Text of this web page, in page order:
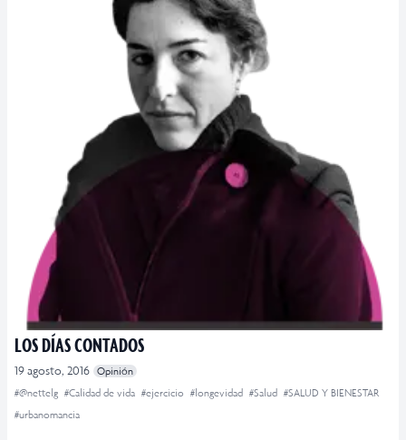
LOS DÍAS CONTADOS
19 agosto, 2016 Opinión
#@nettelg #Calidad de vida #ejercicio #longevidad #Salud #SALUD Y BIENESTAR
#urbanomancia